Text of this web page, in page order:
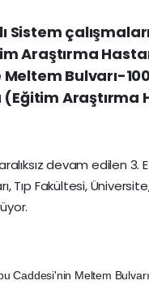
Sistem
Araştırma
Bulvarı-100.
(Eğitim Araştırma
devam edilen 3.
Tıp Fakültesi,
Caddesi'nin Meltem